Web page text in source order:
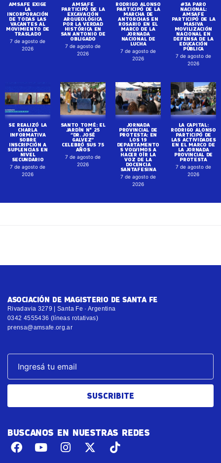
AMSAFE EXIGE
LA
INCORPORACIÓN
DE TODAS LAS
VACANTES AL
MOVIMIENTO DE
TRASLADO
7 de agosto de
2026
AMSAFE
PARTICIPÓ DE LA
EXCAVACIÓN
ARQUEOLÓGICA
POR LA VERDAD
HISTÓRICA EN
SAN ANTONIO DE
OBLIGADO
7 de agosto de
2026
RODRIGO ALONSO
PARTICIPÓ DE LA
MARCHA DE
ANTORCHAS EN
ROSARIO EN EL
MARCO DE LA
JORNADA
NACIONAL DE
LUCHA
7 de agosto de
2026
#3A PARO
NACIONAL:
AMSAFE
PARTICIPÓ DE LA
MASIVA
MOVILIZACIÓN
NACIONAL EN
DEFENSA DE LA
EDUCACIÓN
PÚBLICA
7 de agosto de
2026
SE REALIZÓ LA
CHARLA
INFORMATIVA
SOBRE
INSCRIPCIÓN A
SUPLENCIAS EN
NIVEL
SECUNDARIO
7 de agosto de
2026
SANTO TOMÉ: EL
JARDÍN N° 25
“DR. JOSÉ
GALVEZ”
CELEBRÓ SUS 75
AÑOS
7 de agosto de
2026
JORNADA
PROVINCIAL DE
PROTESTA: EN
LOS 19
DEPARTAMENTO
S VOLVIMOS A
HACER OÍR LA
VOZ DE LA
DOCENCIA
SANTAFESINA
7 de agosto de
2026
LA CAPITAL:
RODRIGO ALONSO
PARTICIPÓ DE
LAS ACTIVIDADES
EN EL MARCO DE
LA JORNADA
PROVINCIAL DE
PROTESTA
7 de agosto de
2026
ASOCIACIÓN DE MAGISTERIO DE SANTA FE
Rivadavia 3279 | Santa Fe · Argentina
0342 4555436 (líneas rotativas)
prensa@amsafe.org.ar
SUSCRIBITE
BUSCANOS EN NUESTRAS REDES